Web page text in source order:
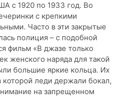
с 1920 по 1933 год. Во
с крепкими
Часто в эти закрытые
полиция – с подобной
фильм «В джазе только
женского наряда для такой
большие яркие кольца. Их
которой леди держали бокал,
на запрещенном